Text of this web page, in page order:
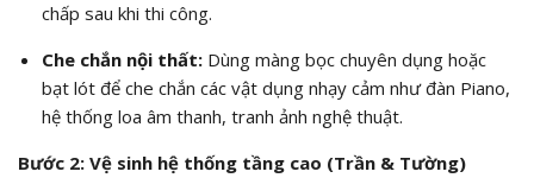
chấp sau khi thi công.
Che chắn nội thất:Dùng màng bọc chuyên dụng hoặc
bạt lót để che chắn các vật dụng nhạy cảm như đàn Piano,
hệ thống loa âm thanh, tranh ảnh nghệ thuật.
Bước 2: Vệ sinh hệ thống tầng cao (Trần & Tường)